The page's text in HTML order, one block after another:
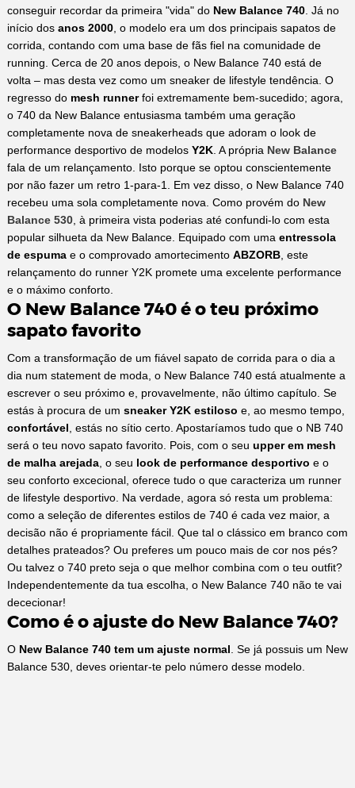
conseguir recordar da primeira "vida" do New Balance 740. Já no
início dos anos 2000, o modelo era um dos principais sapatos de
corrida, contando com uma base de fãs fiel na comunidade de
running. Cerca de 20 anos depois, o New Balance 740 está de
volta – mas desta vez como um sneaker de lifestyle tendência. O
regresso do mesh runnerfoi extremamente bem-sucedido; agora,
o 740 da New Balance entusiasma também uma geração
completamente nova de sneakerheads que adoram o look de
performance desportivo de modelos Y2K. A própria New Balance
fala de um relançamento. Isto porque se optou conscientemente
por não fazer um retro 1-para-1. Em vez disso, o New Balance 740
recebeu uma sola completamente nova. Como provém do New
Balance 530, à primeira vista poderias até confundi-lo com esta
popular silhueta da New Balance. Equipado com uma entressola
de espumae o comprovado amortecimento ABZORB, este
relançamento do runner Y2K promete uma excelente performance
e o máximo conforto.
O New Balance 740 é o teu próximo
sapato favorito
Com a transformação de um fiável sapato de corrida para o dia a
dia num statement de moda, o New Balance 740 está atualmente a
escrever o seu próximo e, provavelmente, não último capítulo. Se
estás à procura de um sneaker Y2K estiloso e, ao mesmo tempo,
confortável , estás no sítio certo. Apostaríamos tudo que o NB 740
será o teu novo sapato favorito. Pois, com o seu upper em mesh
de malha arejada, o seu look de performance desportivo e o
seu conforto excecional, oferece tudo o que caracteriza um runner
de lifestyle desportivo. Na verdade, agora só resta um problema:
como a seleção de diferentes estilos de 740 é cada vez maior, a
decisão não é propriamente fácil. Que tal o clássico em branco com
detalhes prateados? Ou preferes um pouco mais de cor nos pés?
Ou talvez o 740 preto seja o que melhor combina com o teu outfit?
Independentemente da tua escolha, o New Balance 740 não te vai
dececionar!
Como é o ajuste do New Balance 740?
O New Balance 740 tem um ajuste normal . Se já possuis um New
Balance 530, deves orientar-te pelo número desse modelo.